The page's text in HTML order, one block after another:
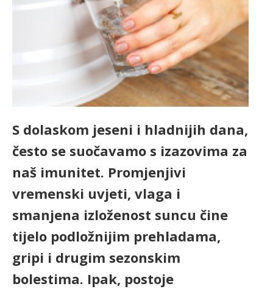
S dolaskom jeseni i hladnijih dana,
često se suočavamo s izazovima za
naš imunitet. Promjenjivi
vremenski uvjeti, vlaga i
smanjena izloženost suncu čine
tijelo podložnijim prehladama,
gripi i drugim sezonskim
bolestima. Ipak, postoje